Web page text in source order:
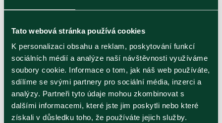
Tato webová stránka používá cookies
K personalizaci obsahu a reklam, poskytování funkcí
sociálních médií a analýze naší návštěvnosti využíváme
soubory cookie. Informace o tom, jak náš web používáte,
sdílíme se svými partnery pro sociální média, inzerci a
analýzy. Partneři tyto údaje mohou zkombinovat s
dalšími informacemi, které jste jim poskytli nebo které
získali v důsledku toho, že používáte jejich služby.
Publikováno 18.07.2019
Jak na pitný režim v létě
O pitném režimu se toho již napsalo hodně,
základ je ale stále stejný…
Zobrazit článek